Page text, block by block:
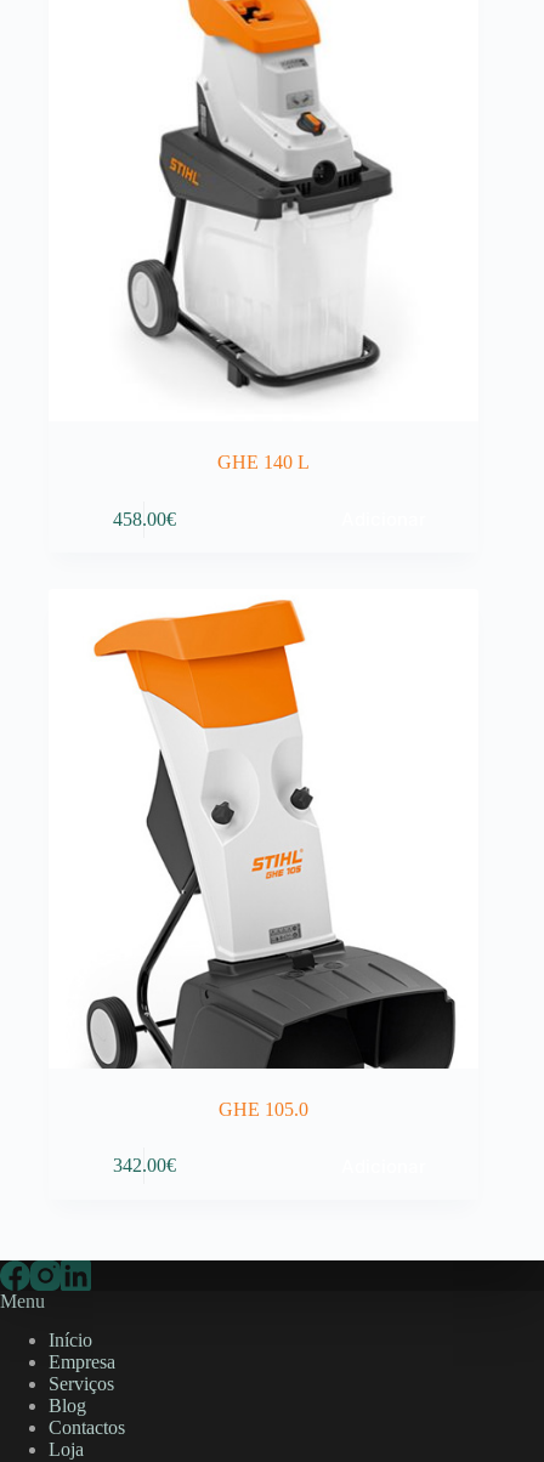
GHE 140 L
458.00€
GHE 105.0
342.00€
Menu
Início
Empresa
Serviços
Blog
Contactos
Loja